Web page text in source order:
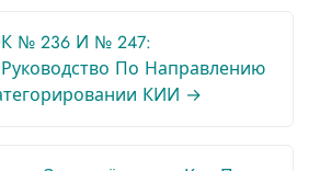
№ 236 И № 247:
По Направлению
КИИ →